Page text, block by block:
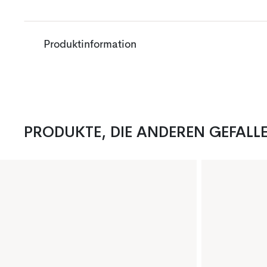
Produktinformation
PRODUKTE, DIE ANDEREN